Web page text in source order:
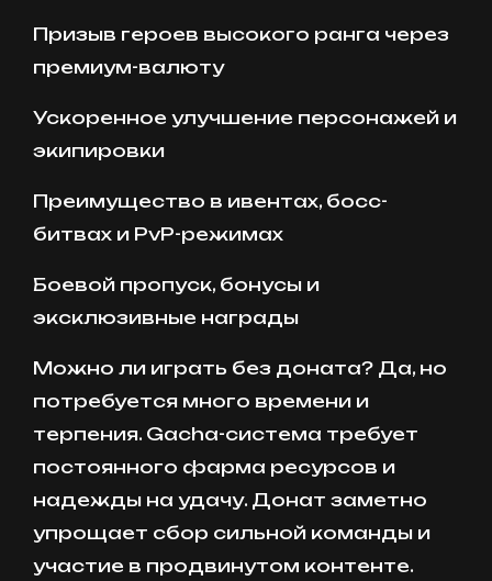
Призыв героев высокого ранга через
премиум-валюту
Ускоренное улучшение персонажей и
экипировки
Преимущество в ивентах, босс-
битвах и PvP-режимах
Боевой пропуск, бонусы и
эксклюзивные награды
Можно ли играть без доната? Да, но
потребуется много времени и
терпения. Gacha-система требует
постоянного фарма ресурсов и
надежды на удачу. Донат заметно
упрощает сбор сильной команды и
участие в продвинутом контенте.